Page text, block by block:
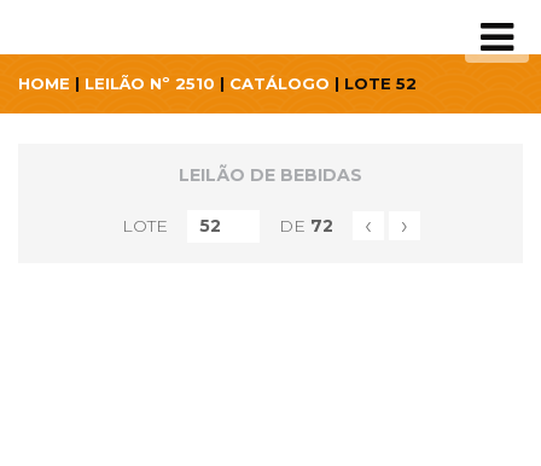
HOME | LEILÃO Nº 2510 | CATÁLOGO | LOTE 52
LEILÃO DE BEBIDAS
LOTE DE 72 ‹ ›